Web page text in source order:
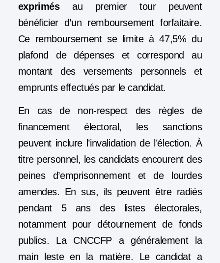
exprimésau premier tour peuvent
bénéficier d’un remboursement forfaitaire.
Ce remboursement se limite à 47,5% du
plafond de dépenses et correspond au
montant des versements personnels et
emprunts effectués par le candidat.
En cas de non-respect des règles de
financement électoral, les sanctions
peuvent inclure l’invalidation de l’élection. À
titre personnel, les candidats encourent des
peines d’emprisonnement et de lourdes
amendes. En sus, ils peuvent être radiés
pendant 5 ans des listes électorales,
notamment pour détournement de fonds
publics. La CNCCFP a généralement la
main leste en la matière. Le candidat a